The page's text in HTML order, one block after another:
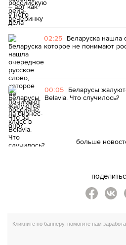
02:25 Беларуска нашла
которое не понимают
00:05 Беларусы
Belavia. Что случилось?
больше